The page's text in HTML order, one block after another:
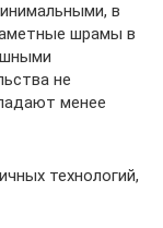
в
шрамы в
не
менее
технологий,